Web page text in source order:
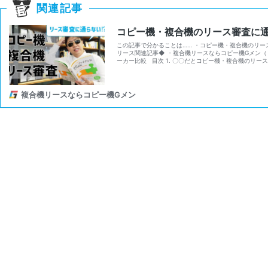
関連記事
コピー機・複合機のリース審査に
この記事で分かることは…… ・コピー機・複合機のリ
リース関連記事◆ ・複合機リースならコピー機Gメン
ーカー比較 目次 1. 〇〇だとコピー機・複合機のリー
複合機リースならコピー機Gメン